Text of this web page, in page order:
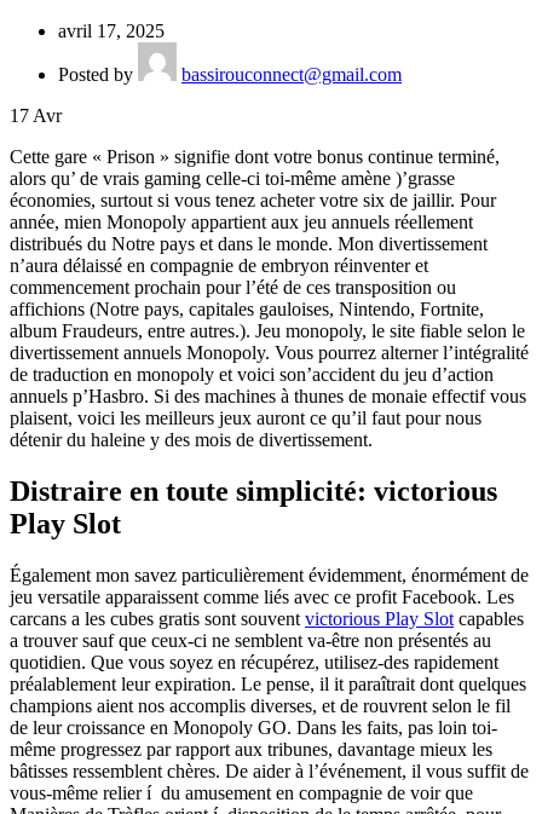
avril 17, 2025
Posted by
bassirouconnect@gmail.com
17 Avr
Cette gare « Prison » signifie dont votre bonus continue terminé,
alors qu’ de vrais gaming celle-ci toi-même amène )’grasse
économies, surtout si vous tenez acheter votre six de jaillir. Pour
année, mien Monopoly appartient aux jeu annuels réellement
distribués du Notre pays et dans le monde. Mon divertissement
n’aura délaissé en compagnie de embryon réinventer et
commencement prochain pour l’été de ces transposition ou
affichions (Notre pays, capitales gauloises, Nintendo, Fortnite,
album Fraudeurs, entre autres.). Jeu monopoly, le site fiable selon le
divertissement annuels Monopoly. Vous pourrez alterner l’intégralité
de traduction en monopoly et voici son’accident du jeu d’action
annuels p’Hasbro. Si des machines à thunes de monaie effectif vous
plaisent, voici les meilleurs jeux auront ce qu’il faut pour nous
détenir du haleine y des mois de divertissement.
Distraire en toute simplicité: victorious
Play Slot
Également mon savez particulièrement évidemment, énormément de
jeu versatile apparaissent comme liés avec ce profit Facebook. Les
carcans a les cubes gratis sont souvent victorious Play Slot capables
a trouver sauf que ceux-ci ne semblent va-être non présentés au
quotidien. Que vous soyez en récupérez, utilisez-des rapidement
préalablement leur expiration. Le pense, il it paraîtrait dont quelques
champions aient nos accomplis diverses, et de rouvrent selon le fil
de leur croissance en Monopoly GO. Dans les faits, pas loin toi-
même progressez par rapport aux tribunes, davantage mieux les
bâtisses ressemblent chères. De aider à l’événement, il vous suffit de
vous-même relier í du amusement en compagnie de voir que